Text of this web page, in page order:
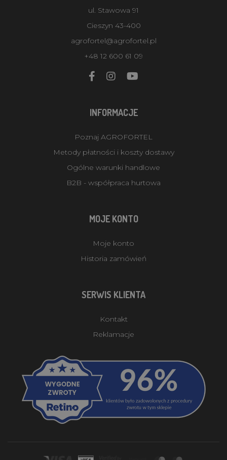
ul. Stawowa 91
Cieszyn 43-400
agrofortel@agrofortel.pl
+48 12 600 61 09
INFORMACJE
Poznaj AGROFORTEL
Metody płatności i koszty dostawy
Ogólne warunki handlowe
B2B - współpraca hurtowa
MOJE KONTO
Moje konto
Historia zamówień
SERWIS KLIENTA
Kontakt
Reklamacje